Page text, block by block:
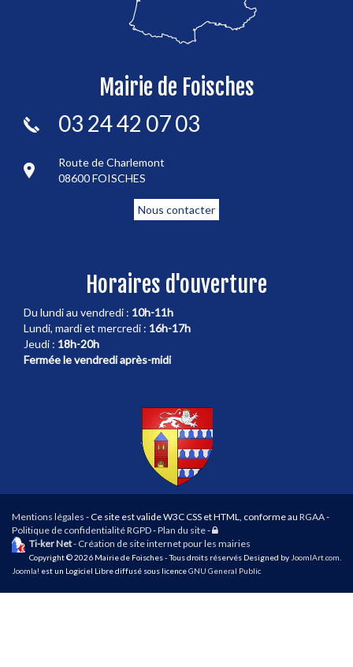
Mairie de Foisches
03 24 42 07 03
Route de Charlemont
08600 FOISCHES
Nous contacter
Horaires d'ouverture
Du lundi au vendredi : 10h-11h
Lundi, mardi et mercredi : 16h-17h
Jeudi : 18h-20h
Fermée le vendredi après-midi
Mentions légales - Ce site est valide W3C CSS et HTML, conforme au RGAA-
Politique de confidentialité RGPD-Plan du site- Connexion
Ti-ker Net- Création de site internet pour les mairies
Copyright © 2026 Mairie de Foisches - Tous droits réservés Designed by JoomlArt.com
Joomla! est un Logiciel Libre diffusé sous licenceGNU General Public